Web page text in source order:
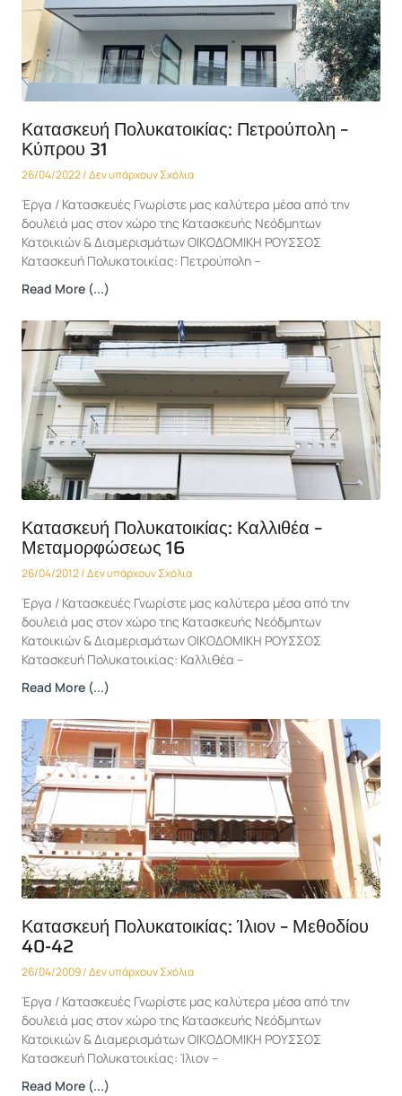
Κατασκευή Πολυκατοικίας: Πετρούπολη –
Κύπρου 31
26/04/2022 Δεν υπάρχουν Σχόλια
Έργα / Κατασκευές Γνωρίστε μας καλύτερα μέσα από την
δουλειά μας στον χώρο της Κατασκευής Νεόδμητων
Κατοικιών & Διαμερισμάτων ΟΙΚΟΔΟΜΙΚΗ ΡΟΥΣΣΟΣ
Κατασκευή Πολυκατοικίας: Πετρούπολη –
Read More (...)
Κατασκευή Πολυκατοικίας: Καλλιθέα –
Μεταμορφώσεως 16
26/04/2012 Δεν υπάρχουν Σχόλια
Έργα / Κατασκευές Γνωρίστε μας καλύτερα μέσα από την
δουλειά μας στον χώρο της Κατασκευής Νεόδμητων
Κατοικιών & Διαμερισμάτων ΟΙΚΟΔΟΜΙΚΗ ΡΟΥΣΣΟΣ
Κατασκευή Πολυκατοικίας: Καλλιθέα –
Read More (...)
Κατασκευή Πολυκατοικίας: Ίλιον – Μεθοδίου
40-42
26/04/2009 Δεν υπάρχουν Σχόλια
Έργα / Κατασκευές Γνωρίστε μας καλύτερα μέσα από την
δουλειά μας στον χώρο της Κατασκευής Νεόδμητων
Κατοικιών & Διαμερισμάτων ΟΙΚΟΔΟΜΙΚΗ ΡΟΥΣΣΟΣ
Κατασκευή Πολυκατοικίας: Ίλιον –
Read More (...)